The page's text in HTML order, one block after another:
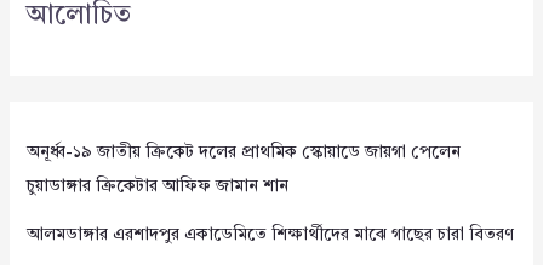
আলোচিত
অনূর্ধ্ব-১৯ জাতীয় ক্রিকেট দলের প্রাথমিক স্কোয়াডে জায়গা পেলেন
চুয়াডাঙ্গার ক্রিকেটার আফিফ জামান শান
আলমডাঙ্গার এরশাদপুর একাডেমিতে শিক্ষার্থীদের মাঝে গাছের চারা বিতরণ